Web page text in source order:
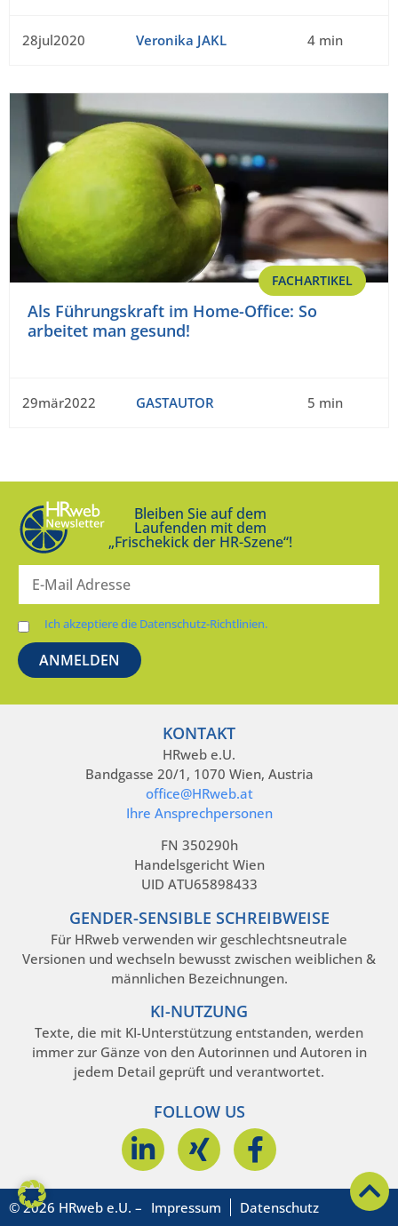
28jul2020 Veronika JAKL 4 min
FACHARTIKEL
Als Führungskraft im Home-Office: So
arbeitet man gesund!
29mär2022 GASTAUTOR 5 min
Bleiben Sie auf dem
Laufenden mit dem
„Frischekick der HR-Szene“!
Ich akzeptiere die Datenschutz-Richtlinien.
KONTAKT
HRweb e.U.
Bandgasse 20/1, 1070 Wien, Austria
office@HRweb.at
Ihre Ansprechpersonen
FN 350290h
Handelsgericht Wien
UID ATU65898433
GENDER-SENSIBLE SCHREIBWEISE
Für HRweb verwenden wir geschlechtsneutrale
Versionen und wechseln bewusst zwischen weiblichen &
männlichen Bezeichnungen.
KI-NUTZUNG
Texte, die mit KI-Unterstützung entstanden, werden
immer zur Gänze von den Autorinnen und Autoren in
jedem Detail geprüft und verantwortet.
FOLLOW US
© 2026 HRweb e.U. – Impressum Datenschutz